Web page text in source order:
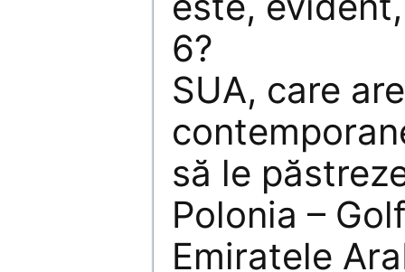
6?
SUA, care
să le
Polonia –
Emiratele